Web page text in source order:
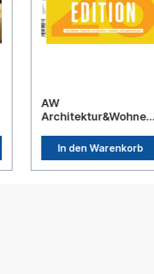
AW
Architektur&Wohnen
In den Warenkorb